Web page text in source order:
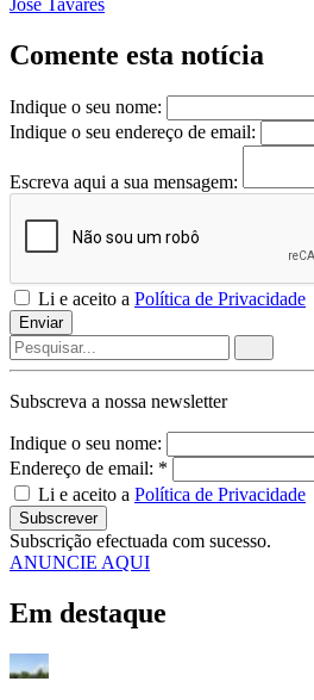
Comente esta notícia
Indique o seu nome:
Indique o seu endereço de email:
Escreva aqui a sua mensagem:
Li e aceito a Política de Privacidade
Enviar
Subscreva a nossa newsletter
Indique o seu nome:
Endereço de email: *
Li e aceito a Política de Privacidade
Subscrever
Subscrição efectuada com sucesso.
ANUNCIE AQUI
Em destaque